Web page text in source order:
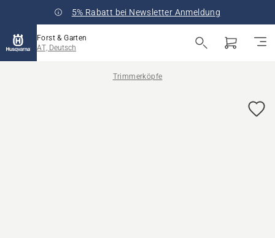
5% Rabatt bei Newsletter Anmeldung
Forst & Garten
AT, Deutsch
Trimmerköpfe